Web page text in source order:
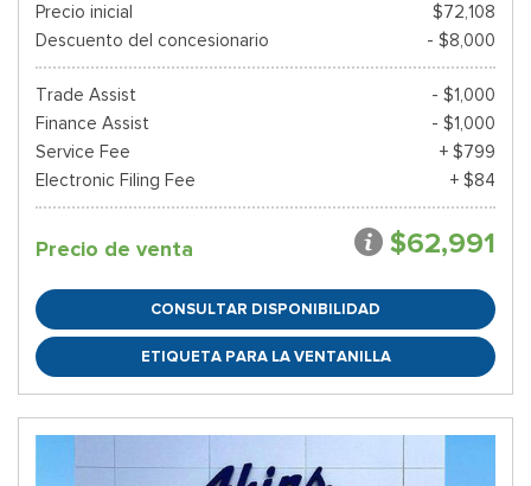
Precio inicial
$72,108
Descuento del concesionario
- $8,000
Trade Assist
- $1,000
Finance Assist
- $1,000
Service Fee
+ $799
Electronic Filing Fee
+ $84
Precio de venta $62,991
CONSULTAR DISPONIBILIDAD
ETIQUETA PARA LA VENTANILLA